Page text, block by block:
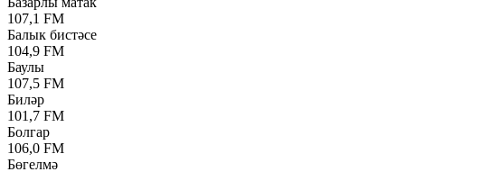
107,1 FM
Балык бистәсе
104,9 FM
Баулы
107,5 FM
Биләр
101,7 FM
Болгар
106,0 FM
Бөгелмә